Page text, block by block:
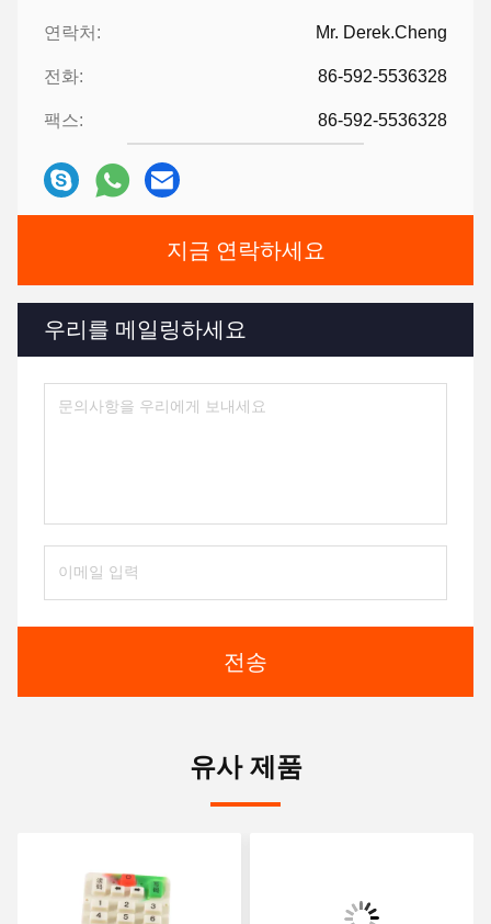
연락처: Mr. Derek.Cheng
전화: 86-592-5536328
팩스: 86-592-5536328
지금 연락하세요
우리를 메일링하세요
전송
유사 제품